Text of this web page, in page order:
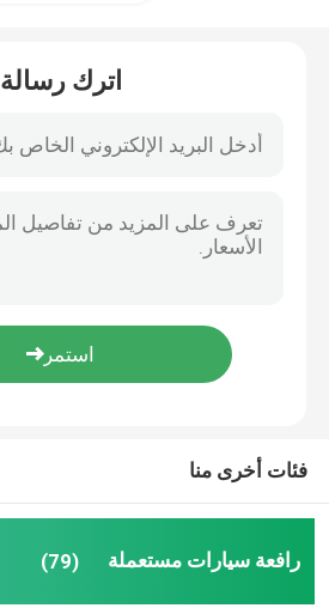
منتجات
معلومات عنا
اترك رسالة
فئات أخرى منا
رافعة سيارات مستعملة (79)